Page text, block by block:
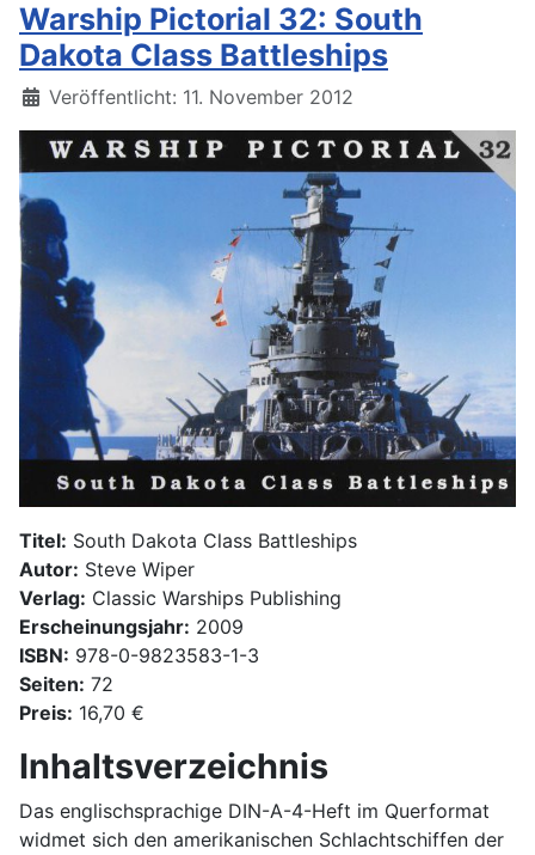
Warship Pictorial 32: South
Dakota Class Battleships
Details
Veröffentlicht: 11. November 2012
Titel: South Dakota Class Battleships
Autor: Steve Wiper
Verlag: Classic Warships Publishing
Erscheinungsjahr: 2009
ISBN: 978-0-9823583-1-3
Seiten: 72
Preis: 16,70 €
Inhaltsverzeichnis
Das englischsprachige DIN-A-4-Heft im Querformat
widmet sich den amerikanischen Schlachtschiffen der